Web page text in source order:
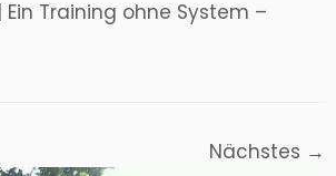
Training ohne System –
Nächstes →